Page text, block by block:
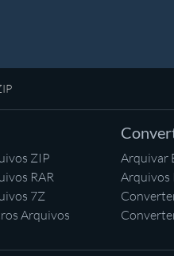
ZIP
RAR
7Z
Arquivos
Arquivar
Arquivos